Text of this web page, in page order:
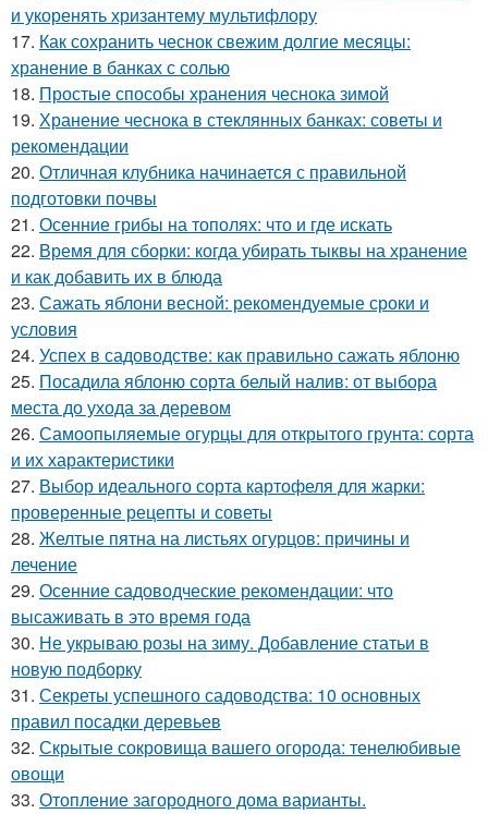
и укоренять хризантему мультифлору
17. Как сохранить чеснок свежим долгие месяцы:
хранение в банках с солью
18. Простые способы хранения чеснока зимой
19. Хранение чеснока в стеклянных банках: советы и
рекомендации
20. Отличная клубника начинается с правильной
подготовки почвы
21. Осенние грибы на тополях: что и где искать
22. Время для сборки: когда убирать тыквы на хранение
и как добавить их в блюда
23. Сажать яблони весной: рекомендуемые сроки и
условия
24. Успех в садоводстве: как правильно сажать яблоню
25. Посадила яблоню сорта белый налив: от выбора
места до ухода за деревом
26. Самоопыляемые огурцы для открытого грунта: сорта
и их характеристики
27. Выбор идеального сорта картофеля для жарки:
проверенные рецепты и советы
28. Желтые пятна на листьях огурцов: причины и
лечение
29. Осенние садоводческие рекомендации: что
высаживать в это время года
30. Не укрываю розы на зиму. Добавление статьи в
новую подборку
31. Секреты успешного садоводства: 10 основных
правил посадки деревьев
32. Скрытые сокровища вашего огорода: тенелюбивые
овощи
33. Отопление загородного дома варианты.